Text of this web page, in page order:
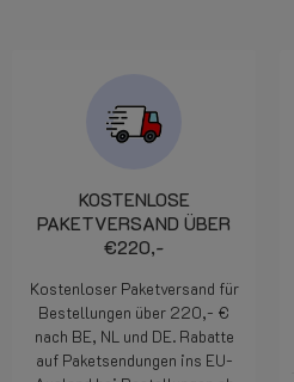
KOSTENLOSE
PAKETVERSAND ÜBER
€220,-
Kostenloser Paketversand für
Bestellungen über 220,- €
nach BE, NL und DE. Rabatte
auf Paketsendungen ins EU-